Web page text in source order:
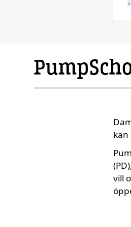
kan
vill